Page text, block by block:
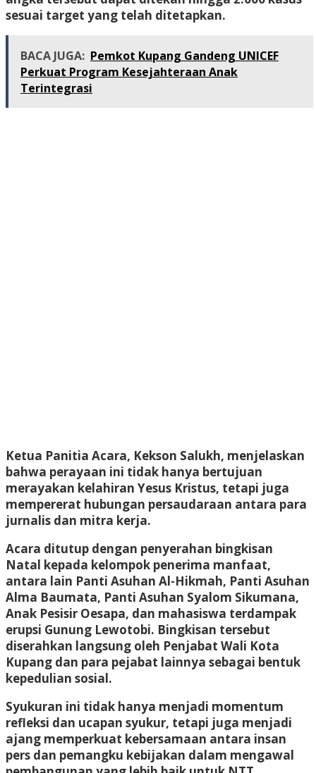
sesuai target yang telah ditetapkan.
BACA JUGA: Pemkot Kupang Gandeng UNICEF
Perkuat Program Kesejahteraan Anak
Terintegrasi
Ketua Panitia Acara, Kekson Salukh, menjelaskan
bahwa perayaan ini tidak hanya bertujuan
merayakan kelahiran Yesus Kristus, tetapi juga
mempererat hubungan persaudaraan antara para
jurnalis dan mitra kerja.
Acara ditutup dengan penyerahan bingkisan
Natal kepada kelompok penerima manfaat,
antara lain Panti Asuhan Al-Hikmah, Panti Asuhan
Alma Baumata, Panti Asuhan Syalom Sikumana,
Anak Pesisir Oesapa, dan mahasiswa terdampak
erupsi Gunung Lewotobi. Bingkisan tersebut
diserahkan langsung oleh Penjabat Wali Kota
Kupang dan para pejabat lainnya sebagai bentuk
kepedulian sosial.
Syukuran ini tidak hanya menjadi momentum
refleksi dan ucapan syukur, tetapi juga menjadi
ajang memperkuat kebersamaan antara insan
pers dan pemangku kebijakan dalam mengawal